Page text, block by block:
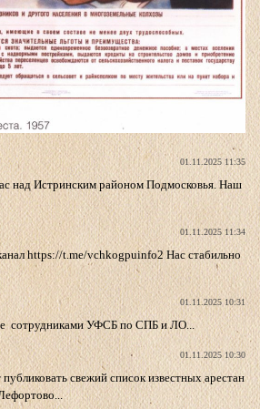
01.11.2025 11:35
над Истринским районом Подмосковья. Наш
01.11.2025 11:34
https://t.me/vchkogpuinfo2 Нас стабильно
01.11.2025 10:31
сотрудниками УФСБ по СПБ и ЛО...
01.11.2025 10:30
свежий список известных арестан